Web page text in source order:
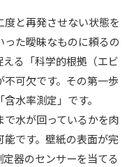
と再発させない状態を
た曖昧なものに頼るの
る「科学的根拠（エビ
可欠です。その第一歩
水率測定」です。
水が回っているかを肉
です。壁紙の表面が完
器のセンサーを当てる